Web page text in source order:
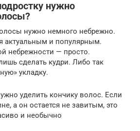
нужно
нужно немного небрежно.
актуальным и популярным.
небрежности — просто.
сделать кудри. Либо так
укладку.
уделить кончику волос. Если
а он остается не завитым, это
и необычно